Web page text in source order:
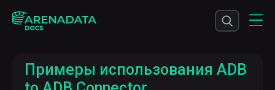
Примеры использования ADB